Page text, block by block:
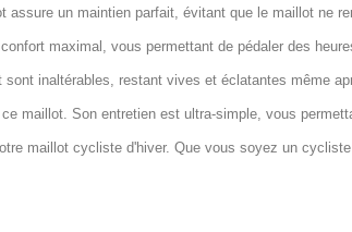
assure un maintien parfait, évitant que le maillot ne
maximal, vous permettant de pédaler des
sont inaltérables, restant vives et éclatantes même
maillot. Son entretien est ultra-simple, vous
maillot cycliste d'hiver. Que vous soyez un